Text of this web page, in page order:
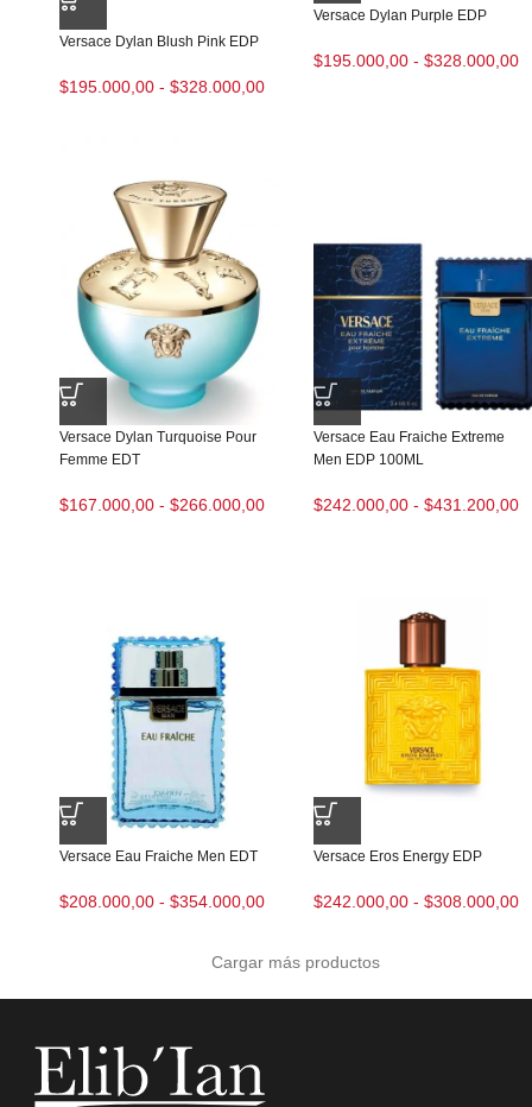
Versace Dylan Blush Pink EDP
$195.000,00 - $328.000,00
Versace Dylan Purple EDP
$195.000,00 - $328.000,00
Versace Dylan Turquoise Pour
Femme EDT
$167.000,00 - $266.000,00
Versace Eau Fraiche Extreme
Men EDP 100ML
$242.000,00 - $431.200,00
Versace Eau Fraiche Men EDT
$208.000,00 - $354.000,00
Versace Eros Energy EDP
$242.000,00 - $308.000,00
Cargar más productos